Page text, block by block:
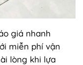
giá nhanh
miễn phí vận
lòng khi lựa